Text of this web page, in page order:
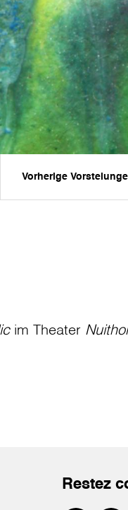
Vorherige
im Theater
Restez